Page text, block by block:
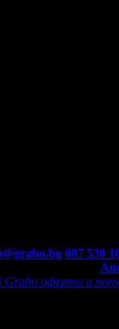
087 530
Grabo оферта и